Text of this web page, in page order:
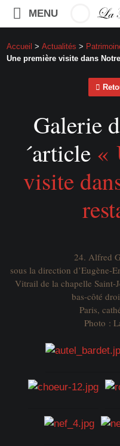
MENU
Accueil > Actualités >
Une première visite dans
Galerie
´article «
visite
24. Alfred
sous la direction
Vitrail de la chapelle Saint-
bas-côté
Paris,
Photo :